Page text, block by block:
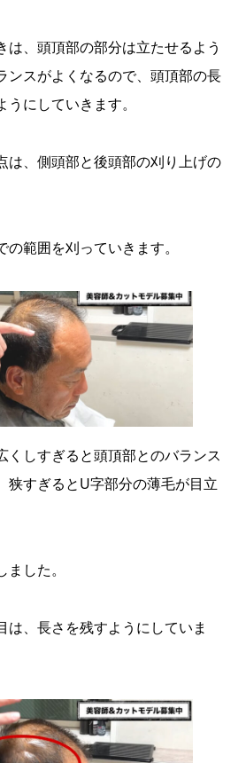
は、頭頂部の部分は立たせるよう
ンスがよくなるので、頭頂部の長
にしていきます。
は、側頭部と後頭部の刈り上げの
範囲を刈っていきます。
くしすぎると頭頂部とのバランス
狭すぎるとU字部分の薄毛が目立
した。
は、長さを残すようにしていま